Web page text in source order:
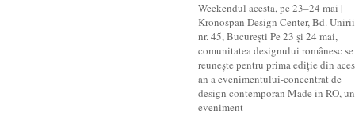
Weekendul acesta, pe 23–24 mai |
Kronospan Design Center, Bd. Unirii
nr. 45, București Pe 23 și 24 mai,
comunitatea designului românesc se
reunește pentru prima ediție din
an a evenimentului-concentrat de
design contemporan Made in RO, un
eveniment